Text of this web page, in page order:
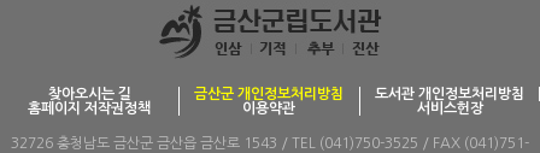
찾아오시는 길 금산군 개인정보처리방침
도서관 개인정보처리방침
홈페이지 저작권정책
이용약관 서비스헌장
32726 충청남도 금산군 금산읍 금산로 1543 / TEL (041)750-3525 / FAX (041)751-